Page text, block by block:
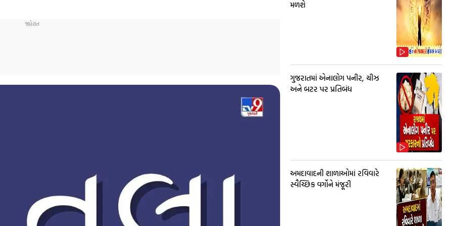
મળશે
ગુજરાતમાં એનાલોગ પનીર, ચીઝ
અને બટર પર પ્રતિબંધ
અમદાવાદની શાળાઓમાં રવિવારે
સ્વૈચ્છિક વર્ગોને મંજૂરી